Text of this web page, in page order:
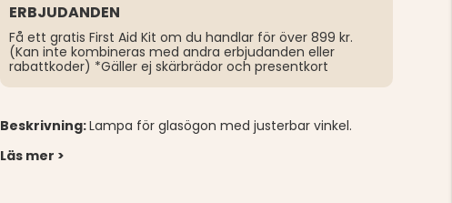
ERBJUDANDEN
Få ett gratis First Aid Kit om du handlar för över 899 kr.
(Kan inte kombineras med andra erbjudanden eller
rabattkoder) *Gäller ej skärbrädor och presentkort
Beskrivning:Lampa för glasögon med justerbar vinkel.
Läs mer >